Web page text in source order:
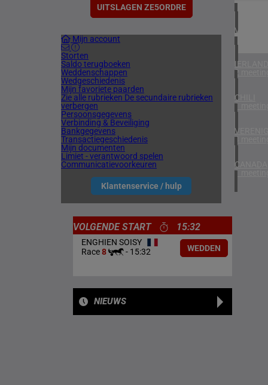
UITSLAGEN ZE5ORDRE
Mijn account
Storten
Saldo terugboeken
Weddenschappen
Wedgeschiedenis
Mijn favoriete paarden
Zie alle rubrieken De secundaire rubrieken
verbergen
Persoonsgegevens
Verbinding & Beveiliging
Bankgegevens
Transactiegeschiedenis
Mijn documenten
Limiet - verantwoord spelen
Communicatievoorkeuren
Klantenservice / hulp
1
5
IERLAND
2
CHILI
1
4
CANADA
1
VOLGENDE START 15:32
ENGHIEN SOISY
Race8 - 15:32 WEDDEN
NIEUWS